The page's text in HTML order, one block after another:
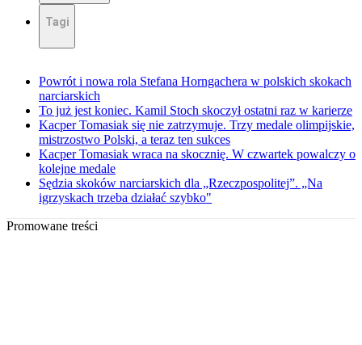
Tagi
Powrót i nowa rola Stefana Horngachera w polskich skokach
narciarskich
To już jest koniec. Kamil Stoch skoczył ostatni raz w karierze
Kacper Tomasiak się nie zatrzymuje. Trzy medale olimpijskie,
mistrzostwo Polski, a teraz ten sukces
Kacper Tomasiak wraca na skocznię. W czwartek powalczy o
kolejne medale
Sędzia skoków narciarskich dla „Rzeczpospolitej”. „Na
igrzyskach trzeba działać szybko"
Promowane treści